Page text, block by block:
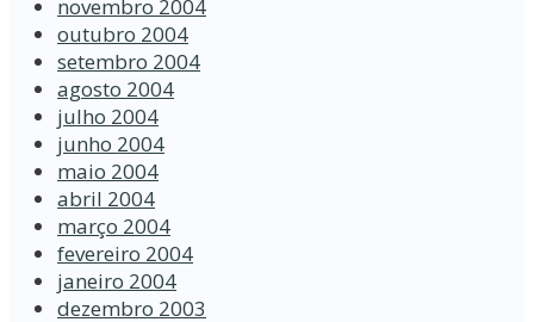
novembro 2004
outubro 2004
setembro 2004
agosto 2004
julho 2004
junho 2004
maio 2004
abril 2004
março 2004
fevereiro 2004
janeiro 2004
dezembro 2003